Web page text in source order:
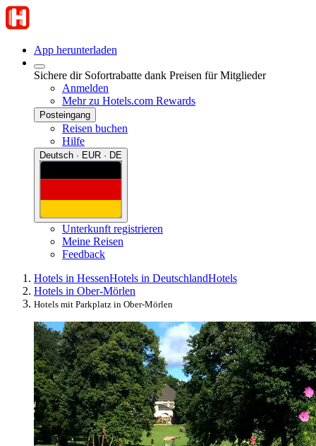
App herunterladen
Sichere dir Sofortrabatte dank Preisen für Mitglieder
Anmelden
Mehr zu Hotels.com Rewards
Posteingang
Reisen buchen
Hilfe
Deutsch · EUR · DE
Unterkunft registrieren
Meine Reisen
Feedback
Hotels in HessenHotels in DeutschlandHotels
Hotels in Ober-Mörlen
Hotels mit Parkplatz in Ober-Mörlen